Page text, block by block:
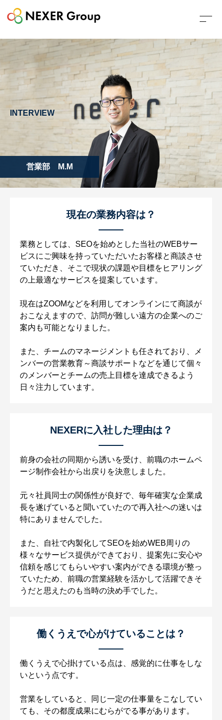
INTERVIEW
営業部 M.M
現在の業務内容は？
業務としては、SEOを始めとした当社のWEBサー
ビスにご興味を持っていただいたお客様と商談させ
ていただき、そこで現状の課題や目標をヒアリング
の上最適なサービスを提案しています。
現在はZOOMなどを利用してオンラインにて商談が
おこなえますので、訪問が難しい遠方の企業へのご
案内も可能となりました。
また、チームのマネージメントも任されており、メ
ンバーの営業教育～商談サポートなどを通じて個々
のメンバーとチームの売上目標を達成できるよう
日々注力しています。
NEXERに入社した理由は？
前身の会社の同期から誘いを受け、前職のホームペ
ージ制作会社から出戻りを決意しました。
元々社員同士の関係性が良好で、毎年確実な企業成
長を遂げていると聞いていたので再入社への迷いは
特にありませんでした。
また、自社で内製化してSEOを始めWEB周りの
様々なサービス提供ができており、提案先に安心や
信頼を感じてもらいやすい案内ができる環境が整っ
ていたため、前職の営業経験を活かして活躍できそ
うだと思えたのも当時の決め手でした。
働くうえで心がけていることは？
働くうえで心掛けている点は、感覚的に仕事をしな
いという点です。
営業をしていると、同じ一定の仕事量をこなしてい
ても、その都度成果にむらがでる事があります。